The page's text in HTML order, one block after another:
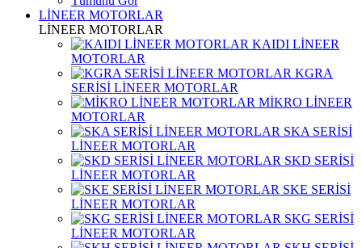
LİNEER MOTORLAR
LİNEER MOTORLAR
KAIDI LİNEER
MOTORLAR
KGRA
SERİSİ LİNEER MOTORLAR
MİKRO LİNEER
MOTORLAR
SKA SERİSİ
LİNEER MOTORLAR
SKD SERİSİ
LİNEER MOTORLAR
SKE SERİSİ
LİNEER MOTORLAR
SKG SERİSİ
LİNEER MOTORLAR